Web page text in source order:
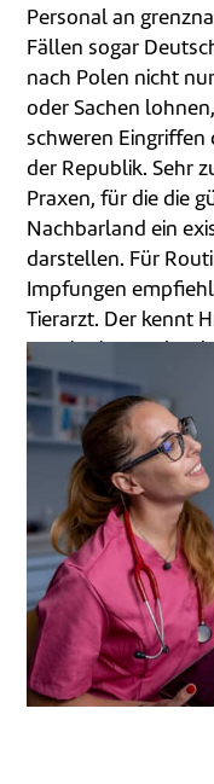
Personal an
Fällen sogar
nach Polen nicht
oder Sachen
schweren Eingriffen
der Republik. Sehr
Praxen, für die die
Nachbarland ein
darstellen. Für
Impfungen
Tierarzt. Der kennt
Anreise ins Ausland